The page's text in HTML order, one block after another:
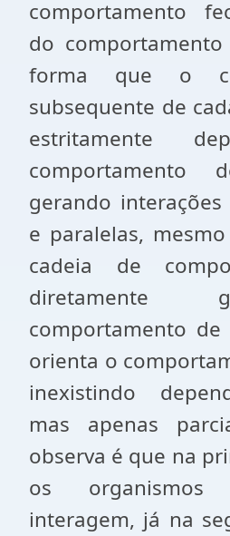
comportamento
do
forma que o
subsequente de
estritamente
gerando
e paralelas,
cadeia de
diretamente
comportamento
orienta o
inexistindo
mas apenas
observa é que na
os organismos
interagem, já na